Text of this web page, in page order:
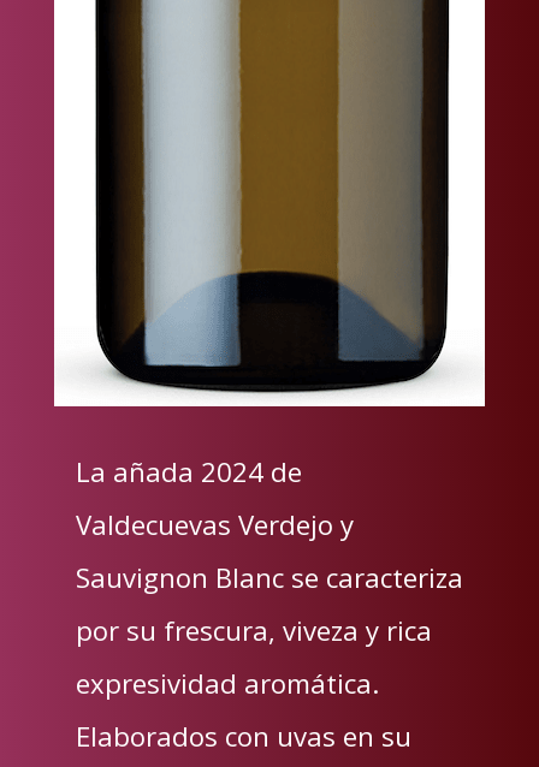
La añada 2024 de
Valdecuevas Verdejo y
Sauvignon Blanc se caracteriza
por su frescura, viveza y rica
expresividad aromática.
Elaborados con uvas en su